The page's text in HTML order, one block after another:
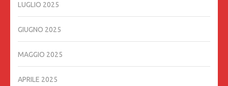
LUGLIO 2025
GIUGNO 2025
MAGGIO 2025
APRILE 2025